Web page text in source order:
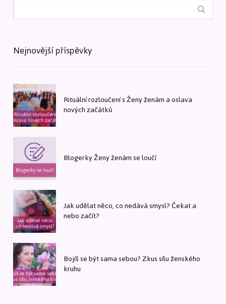
Nejnovější příspěvky
Rituální rozloučení s Ženy ženám a oslava
nových začátků
Blogerky Ženy ženám se loučí
Jak udělat něco, co nedává smysl? Čekat a
nebo začít?
Bojíš se být sama sebou? Zkus sílu ženského
kruhu